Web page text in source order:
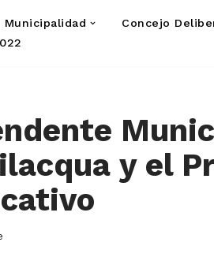
Municipalidad Concejo
y el